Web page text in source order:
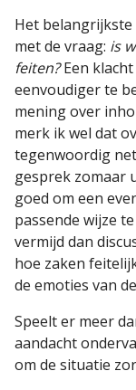
Het
met de vraag: is
feiten?Een
eenvoudiger te
mening over
merk ik wel dat
tegenwoordig
gesprek zomaar
goed om een
passende wijze
vermijd dan
hoe zaken
de emoties van
Speelt er meer
aandacht
om de situatie